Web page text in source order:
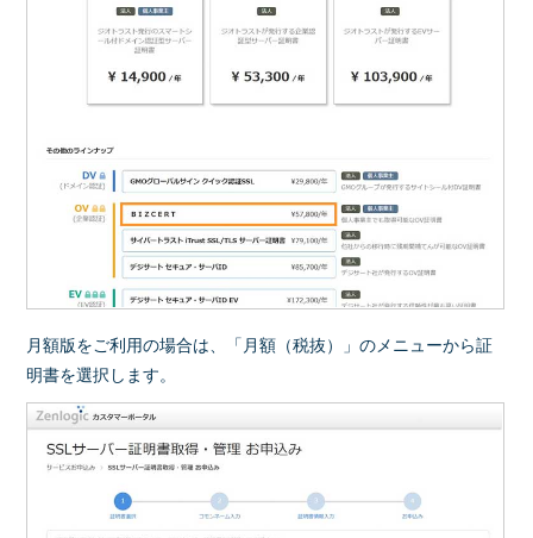
月額版をご利用の場合は、「月額（税抜）」のメニューから証
明書を選択します。